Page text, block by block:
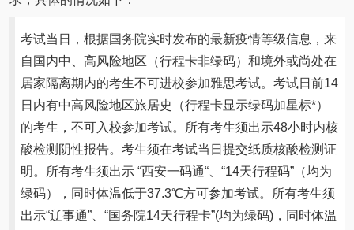
考试当日，根据国务院实时发布的最新疫情等级信息，来
自国内中、高风险地区（行程卡非绿码）和境外或尚处在
居家隔离期内的考生不可进校参加雅思考试。考试日前14
日内有中高风险地区旅居史（行程卡显示绿码加星标*）
的考生，不可入校参加考试。所有考生须出示48小时内核
酸检测阴性报告。考生须在考试当日提交纸质核酸检测证
明。所有考生须出示 “西安一码通“、“14天行程码”（均为
绿码），同时体温低于37.3℃方可参加考试。所有考生须
出示“辽事通”、“国务院14天行程卡”(均为绿码)，同时体温